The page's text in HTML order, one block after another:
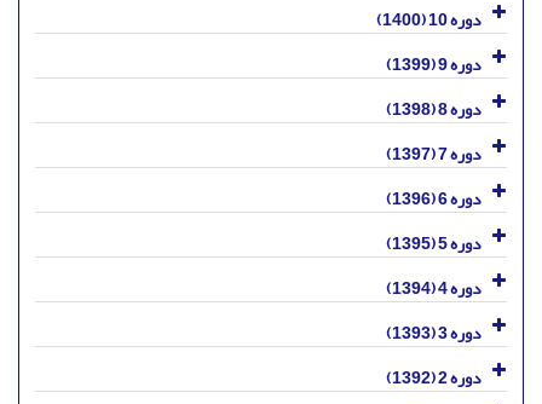
دوره 10 (1400)
دوره 9 (1399)
دوره 8 (1398)
دوره 7 (1397)
دوره 6 (1396)
دوره 5 (1395)
دوره 4 (1394)
دوره 3 (1393)
دوره 2 (1392)